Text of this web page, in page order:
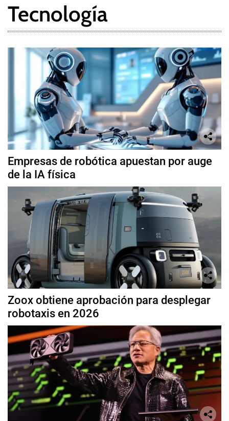
Tecnología
Empresas de robótica apuestan por auge
de la IA física
Zoox obtiene aprobación para desplegar
robotaxis en 2026